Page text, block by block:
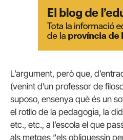
L’argument, però que,
(venint d’un professor de
suposo, ensenya què és un
el rotllo de la pedagogia, la
etc., etc., a l’escola el que
als metges “els obliguessin